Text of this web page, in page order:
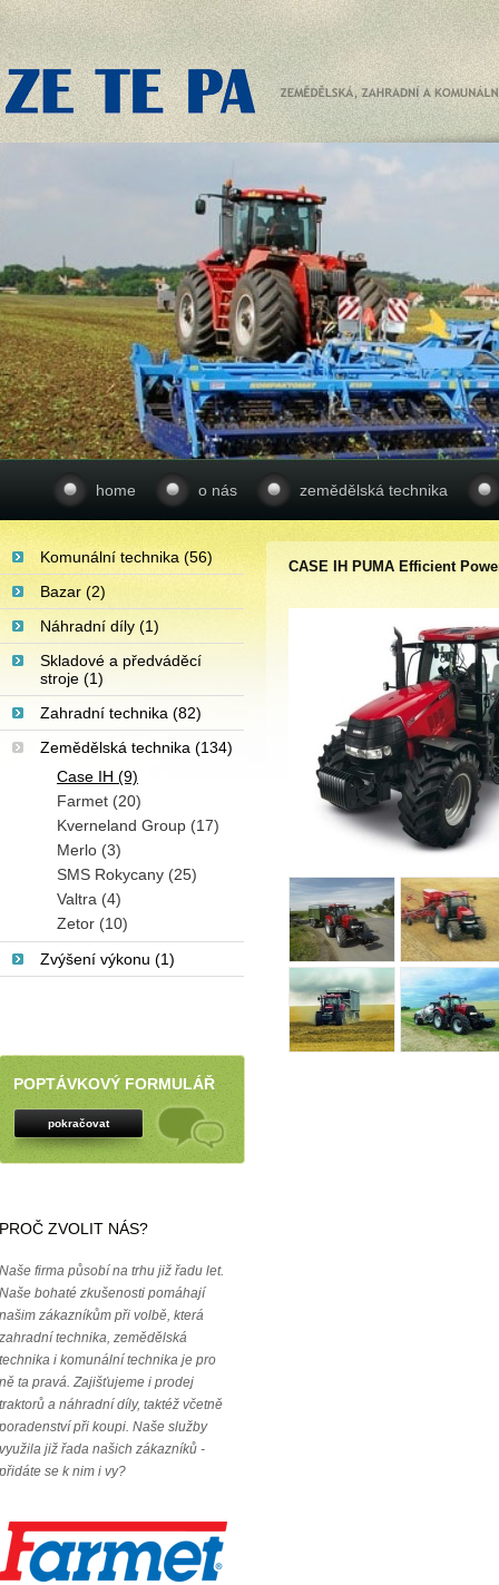
home o nás zemědělská technika
CASE IH PUMA Efficient
Komunální technika (56)
Bazar (2)
Náhradní díly (1)
Skladové a předváděcí
stroje (1)
Zahradní technika (82)
Zemědělská technika (134)
Case IH (9)
Farmet (20)
Kverneland Group (17)
Merlo (3)
SMS Rokycany (25)
Valtra (4)
Zetor (10)
Zvýšení výkonu (1)
POPTÁVKOVÝ FORMULÁŘ
pokračovat
PROČ ZVOLIT NÁS?
Naše firma působí na trhu již řadu let.
Naše bohaté zkušenosti pomáhají
našim zákazníkům při volbě, která
zahradní technika, zemědělská
technika i komunální technika je pro
ně ta pravá. Zajišťujeme i prodej
traktorů a náhradní díly, taktéž včetně
poradenství při koupi. Naše služby
využila již řada našich zákazníků -
přidáte se k nim i vy?